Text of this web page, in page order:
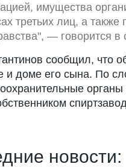
имущества
третьих лиц, а также
— говорится в
сообщил, что
и доме его сына. По
органы
новости: